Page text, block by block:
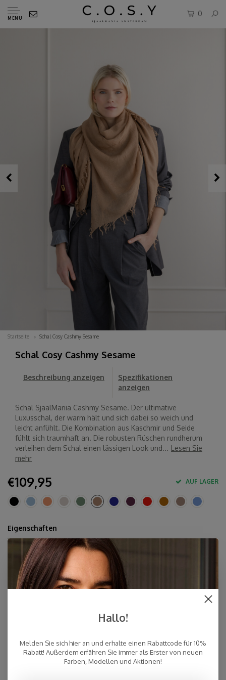
MENU
0
Startseite Schal Cosy Cashmy Sesame
Schal Cosy Cashmy Sesame
Beschreibung anzeigen
Spezifikationen
anzeigen
Schal SjaalMania Cashmy Sesame. Der ultimative
Luxusschal, der warm hält und sich dabei so weich und
leicht anfühlt. Die Kombination aus Kaschmir und Seide
fühlt sich traumhaft an. Die robusten Rüschen rundherum
verleihen dem Schal einen lässigen Look und... Lesen Sie
mehr
€109,95 AUF LAGER
Eigenschaften
70% Kaschmir, 30% Seide
160 x 160 cm
Dryclean
Hergestellt in der Inneren Mongolei
Kostenloser Versand innerhalb der Niederlande, auch Abholung
Persönlicher Kundenservice
Top Reviews 9.4
Hallo!
Melden Sie sich hier an und erhalte einen Rabattcode für 10%
Rabatt! Außerdem erfähren Sie immer als Erster von neuen
Farben, Modellen und Aktionen!